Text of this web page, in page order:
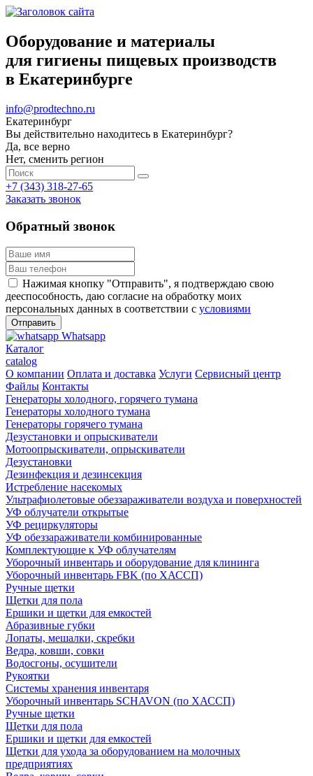
Оборудование и материалы
для гигиены пищевых производств
в Екатеринбурге
info@prodtechno.ru
Екатеринбург
Вы действительно находитесь в Екатеринбург?
Да, все верно
Нет, сменить регион
+7 (343) 318-27-65
Заказать звонок
Обратный звонок
Нажимая кнопку "Отправить", я подтверждаю свою
дееспособность, даю согласие на обработку моих
персональных данных в соответствии с условиями
Whatsapp
Каталог
catalog
О компании Оплата и доставка Услуги Сервисный центр
Файлы Контакты
Генераторы холодного, горячего тумана
Генераторы холодного тумана
Генераторы горячего тумана
Дезустановки и опрыскиватели
Мотоопрыскиватели, опрыскиватели
Дезустановки
Дезинфекция и дезинсекция
Истребление насекомых
Ультрафиолетовые обеззараживатели воздуха и поверхностей
УФ облучатели открытые
УФ рециркуляторы
УФ обеззараживатели комбинированные
Комплектующие к УФ облучателям
Уборочный инвентарь и оборудование для клининга
Уборочный инвентарь FBK (по ХАССП)
Ручные щетки
Щетки для пола
Ершики и щетки для емкостей
Абразивные губки
Лопаты, мешалки, скребки
Ведра, ковши, совки
Водосгоны, осушители
Рукоятки
Системы хранения инвентаря
Уборочный инвентарь SCHAVON (по ХАССП)
Ручные щетки
Щетки для пола
Ершики и щетки для емкостей
Щетки для ухода за оборудованием на молочных
предприятиях